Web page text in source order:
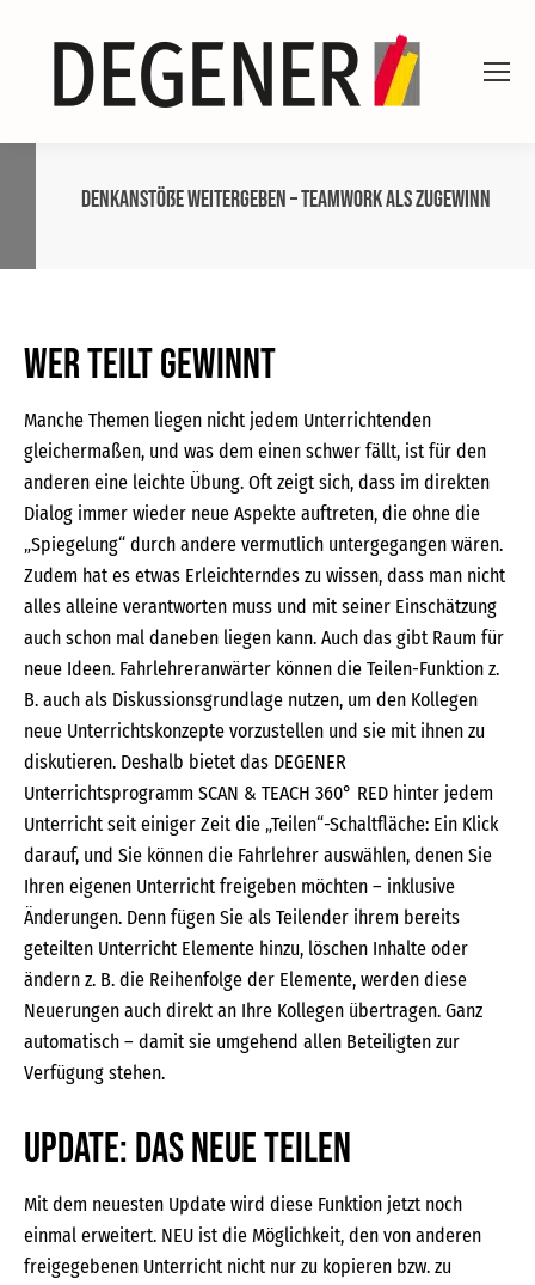
Denkanstöße weitergeben – Teamwork als Zugewinn
Wer teilt gewinnt
Manche Themen liegen nicht jedem Unterrichtenden
gleichermaßen, und was dem einen schwer fällt, ist für den
anderen eine leichte Übung. Oft zeigt sich, dass im direkten
Dialog immer wieder neue Aspekte auftreten, die ohne die
„Spiegelung“ durch andere vermutlich untergegangen wären.
Zudem hat es etwas Erleichterndes zu wissen, dass man nicht
alles alleine verantworten muss und mit seiner Einschätzung
auch schon mal daneben liegen kann. Auch das gibt Raum für
neue Ideen. Fahrlehreranwärter können die Teilen-Funktion z.
B. auch als Diskussionsgrundlage nutzen, um den Kollegen
neue Unterrichtskonzepte vorzustellen und sie mit ihnen zu
diskutieren. Deshalb bietet das DEGENER
Unterrichtsprogramm SCAN & TEACH 360° RED hinter jedem
Unterricht seit einiger Zeit die „Teilen“-Schaltfläche: Ein Klick
darauf, und Sie können die Fahrlehrer auswählen, denen Sie
Ihren eigenen Unterricht freigeben möchten – inklusive
Änderungen. Denn fügen Sie als Teilender ihrem bereits
geteilten Unterricht Elemente hinzu, löschen Inhalte oder
ändern z. B. die Reihenfolge der Elemente, werden diese
Neuerungen auch direkt an Ihre Kollegen übertragen. Ganz
automatisch – damit sie umgehend allen Beteiligten zur
Verfügung stehen.
Update: Das neue Teilen
Mit dem neuesten Update wird diese Funktion jetzt noch
einmal erweitert. NEU ist die Möglichkeit, den von anderen
freigegebenen Unterricht nicht nur zu kopieren bzw. zu